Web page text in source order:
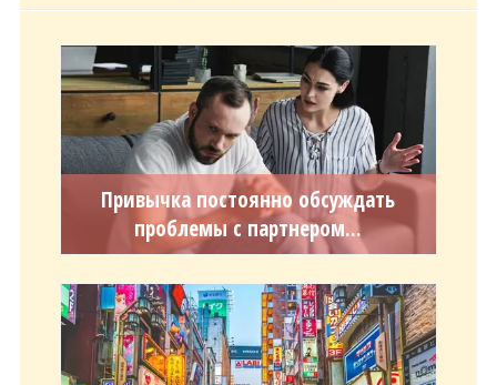
Привычка постоянно обсуждать
проблемы с партнером...